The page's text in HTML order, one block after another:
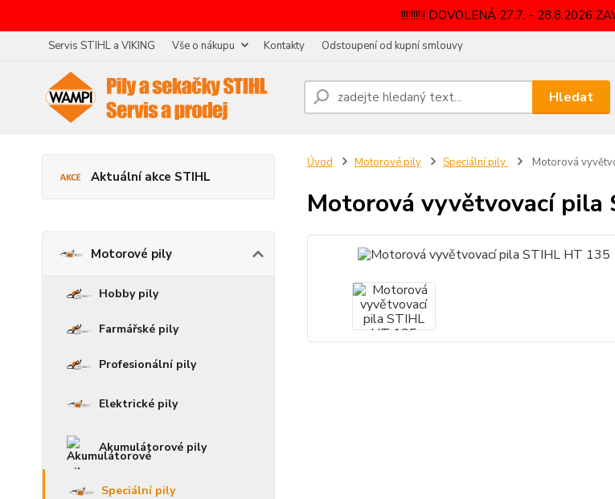
!!!!!!!!!! DOVOLENÁ 27.7. - 28.8.2026
Servis STIHL a VIKING Vše o nákupu Kontakty Odstoupení od kupní smlouvy
Hledat
Aktuální akce STIHL
Motorové pily
Hobby pily
Farmářské pily
Profesionální pily
Elektrické pily
Akumulátorové pily
Speciální pily
Úvod Motorové pily Speciální pily Motorová
Motorová vyvětvovací pila